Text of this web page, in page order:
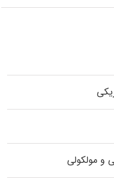
و مولکولی